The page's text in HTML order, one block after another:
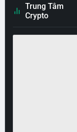
Trung Tâm
Crypto